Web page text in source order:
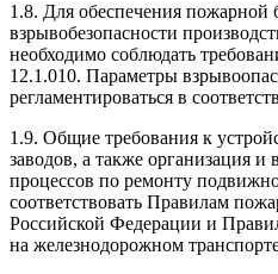
1.8. Для обеспечения пожарной
взрывобезопасности
необходимо соблюдать
12.1.010. Параметры
регламентироваться в
1.9. Общие требования к
заводов, а также организация и
процессов по ремонту
соответствовать Правилам
Российской Федерации и
на железнодорожном